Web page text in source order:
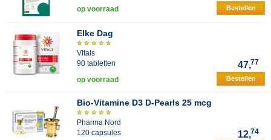
op voorraad Bestellen
Elke Dag
Vitals
90 tabletten
47,77
op voorraad Bestellen
Bio-Vitamine D3 D-Pearls 25 mcg
Pharma Nord
120 capsules
12,74